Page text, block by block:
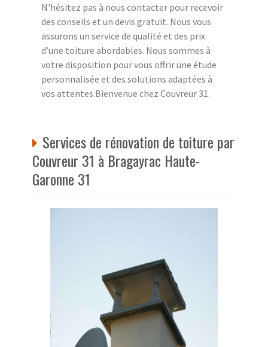
N'hésitez pas à nous contacter pour recevoir
des conseils et un devis gratuit. Nous vous
assurons un service de qualité et des prix
d’une toiture abordables. Nous sommes à
votre disposition pour vous offrir une étude
personnalisée et des solutions adaptées à
vos attentes.Bienvenue chez Couvreur 31.
Services de rénovation de toiture par
Couvreur 31 à Bragayrac Haute-
Garonne 31